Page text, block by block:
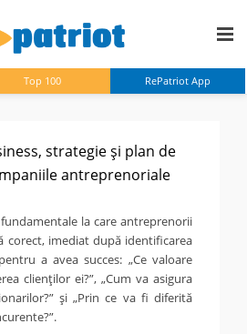
Top 100 RePatriot App
strategie şi plan de
antreprenoriale
la care antreprenorii
corect, imediat după identificarea
a avea succes: „Ce valoare
clienţilor ei?”, „Cum va asigura
şi „Prin ce va fi diferită